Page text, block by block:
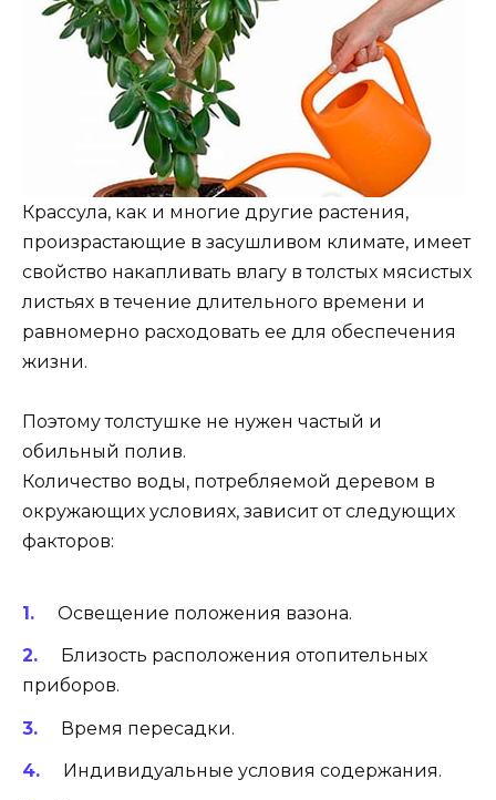
Крассула, как и многие другие растения,
произрастающие в засушливом климате, имеет
свойство накапливать влагу в толстых мясистых
листьях в течение длительного времени и
равномерно расходовать ее для обеспечения
жизни.
Поэтому толстушке не нужен частый и
обильный полив.
Количество воды, потребляемой деревом в
окружающих условиях, зависит от следующих
факторов:
Освещение положения вазона.
Близость расположения отопительных
приборов.
Время пересадки.
Индивидуальные условия содержания.